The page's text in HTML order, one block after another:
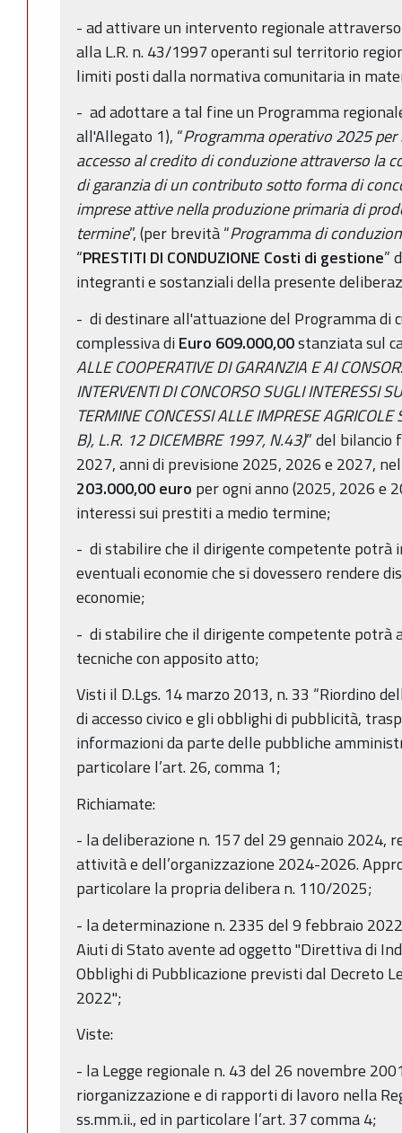
- ad attivare un intervento regionale
alla L.R. n. 43/1997 operanti sul territorio
limiti posti dalla normativa comunitaria in
- ad adottare a tal fine un Programma
all'Allegato 1), “Programma operativo 2025
accesso al credito di conduzione attraverso la
di garanzia di un contributo sotto forma di
imprese attive nella produzione primaria di
termine”, (per brevità “Programma di
“PRESTITI DI CONDUZIONE Costi di gestione”
integranti e sostanziali della presente
- di destinare all'attuazione del Programma di
complessiva diEuro 609.000,00stanziata sul
ALLE COOPERATIVE DI GARANZIA E AI
INTERVENTI DI CONCORSO SUGLI INTERESSI
TERMINE CONCESSI ALLE IMPRESE
B), L.R. 12 DICEMBRE 1997, N.43)” del
2027, anni di previsione 2025, 2026 e 2027,
203.000,00 euro per ogni anno (2025, 2026 e
interessi sui prestiti a medio termine;
- di stabilire che il dirigente competente potrà
eventuali economie che si dovessero rendere
economie;
- di stabilire che il dirigente competente potrà
tecniche con apposito atto;
Visti il D.Lgs. 14 marzo 2013, n. 33 “Riordino
di accesso civico e gli obblighi di pubblicità,
informazioni da parte delle pubbliche
particolare l’art. 26, comma 1;
Richiamate:
- la deliberazione n. 157 del 29 gennaio 2024,
attività e dell’organizzazione 2024-2026.
particolare la propria delibera n. 110/2025;
- la determinazione n. 2335 del 9 febbraio
Aiuti di Stato avente ad oggetto "Direttiva di
Obblighi di Pubblicazione previsti dal Decreto
2022";
Viste:
- la Legge regionale n. 43 del 26 novembre
riorganizzazione e di rapporti di lavoro nella
ss.mm.ii., ed in particolare l’art. 37 comma 4;